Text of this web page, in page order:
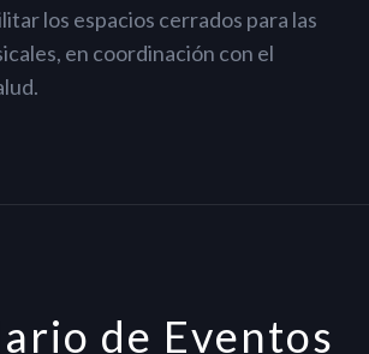
los espacios cerrados para las
en coordinación con el
de Eventos